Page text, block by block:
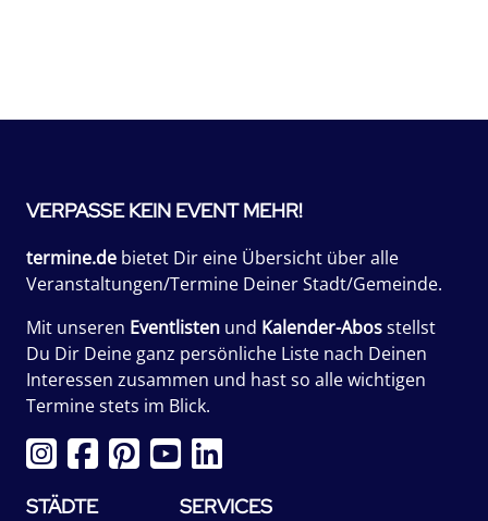
VERPASSE KEIN EVENT MEHR!
termine.de bietet Dir eine Übersicht über alle
Veranstaltungen/Termine Deiner Stadt/Gemeinde.
Mit unseren Eventlisten und Kalender-Abosstellst
Du Dir Deine ganz persönliche Liste nach Deinen
Interessen zusammen und hast so alle wichtigen
Termine stets im Blick.
STÄDTE SERVICES